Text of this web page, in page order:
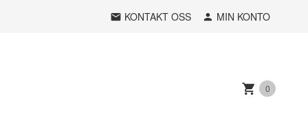
KONTAKT OSS MIN KONTO
0